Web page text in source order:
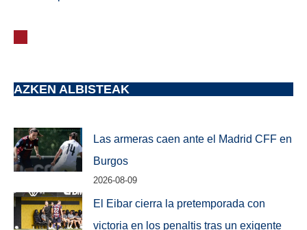
AZKEN ALBISTEAK
Las armeras caen ante el Madrid CFF en
Burgos
2026-08-09
El Eibar cierra la pretemporada con
victoria en los penaltis tras un exigente